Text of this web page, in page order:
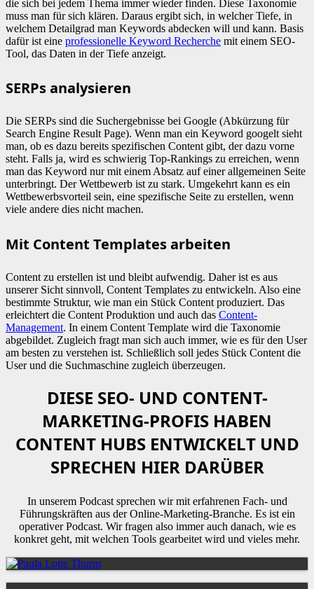
die sich bei jedem Thema immer wieder finden. Diese Taxonomie
muss man für sich klären. Daraus ergibt sich, in welcher Tiefe, in
welchem Detailgrad man Keywords abdecken will und kann. Basis
dafür ist eine professionelle Keyword Recherche mit einem SEO-
Tool, das Daten in der Tiefe anzeigt.
SERPs analysieren
Die SERPs sind die Suchergebnisse bei Google (Abkürzung für
Search Engine Result Page). Wenn man ein Keyword googelt sieht
man, ob es dazu bereits spezifischen Content gibt, der dazu vorne
steht. Falls ja, wird es schwierig Top-Rankings zu erreichen, wenn
man das Keyword nur mit einem Absatz auf einer allgemeinen Seite
unterbringt. Der Wettbewerb ist zu stark. Umgekehrt kann es ein
Wettbewerbsvorteil sein, eine spezifische Seite zu erstellen, wenn
viele andere dies nicht machen.
Mit Content Templates arbeiten
Content zu erstellen ist und bleibt aufwendig. Daher ist es aus
unserer Sicht sinnvoll, Content Templates zu entwickeln. Also eine
bestimmte Struktur, wie man ein Stück Content produziert. Das
erleichtert die Content Produktion und auch das Content-
Management. In einem Content Template wird die Taxonomie
abgebildet. Zugleich fragt man sich auch immer, wie es für den User
am besten zu verstehen ist. Schließlich soll jedes Stück Content die
User und die Suchmaschine zugleich überzeugen.
DIESE SEO- UND CONTENT-
MARKETING-PROFIS HABEN
CONTENT HUBS ENTWICKELT UND
SPRECHEN HIER DARÜBER
In unserem Podcast sprechen wir mit erfahrenen Fach- und
Führungskräften aus der Online-Marketing-Branche. Es ist ein
operativer Podcast. Wir fragen also immer auch danach, wie es
konkret geht, mit welchen Tools gearbeitet wird und vieles mehr.